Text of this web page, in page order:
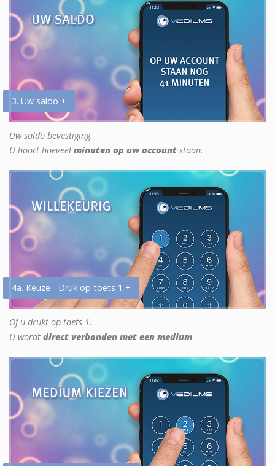
3. Uw saldo +
Uw saldo bevestiging.
U hoort hoeveel minuten op uw account staan.
4a. Keuze - Druk op toets 1 +
Of u drukt op toets 1.
U wordt direct verbonden met een medium